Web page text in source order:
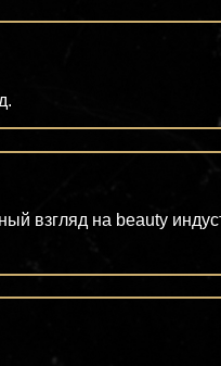
взгляд на beauty